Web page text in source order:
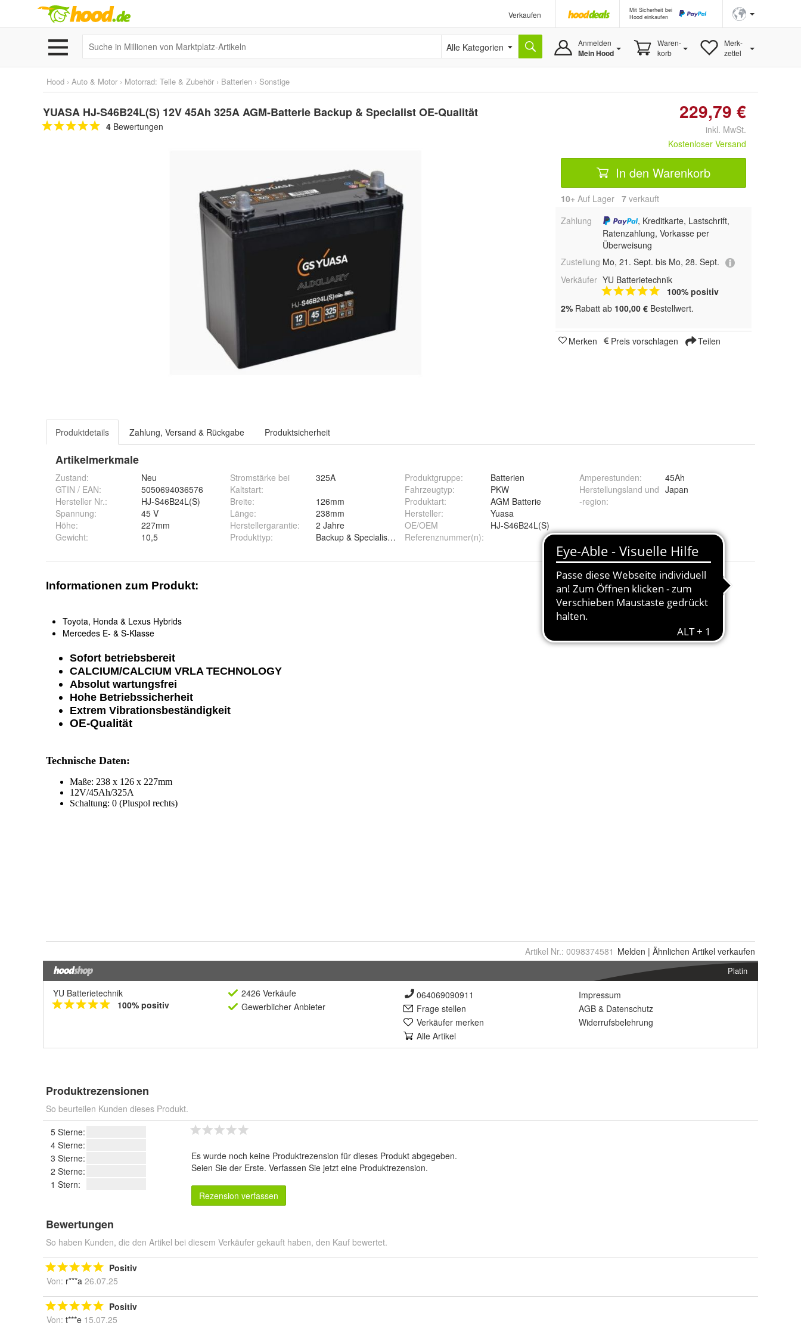
Verkaufen
Mit Sicherheit bei
Hood einkaufen
Alle Kategorien Anmelden
Mein Hood
Waren-
korb
Merk-
zettel
Hood › Auto & Motor › Motorrad: Teile & Zubehör › Batterien › Sonstige
YUASA HJ-S46B24L(S) 12V 45Ah 325A AGM-Batterie Backup & Specialist OE-Qualität
4 Bewertungen
229,79 €
inkl. MwSt.
Kostenloser Versand
In den Warenkorb
10+ Auf Lager 7 verkauft
Zahlung
, Kreditkarte, Lastschrift,
Ratenzahlung, Vorkasse per
Überweisung
Zustellung Mo, 21. Sept. bis Mo, 28. Sept.
Verkäufer YU Batterietechnik
100% positiv
2% Rabatt ab 100,00 € Bestellwert.
Merken Preis vorschlagen Teilen
Produktdetails Zahlung, Versand & Rückgabe Produktsicherheit
Artikelmerkmale
Zustand:
Neu
GTIN / EAN:
5050694036576
Hersteller Nr.:
HJ-S46B24L(S)
Spannung:
45 V
Höhe:
227mm
Gewicht: 10,5
Stromstärke bei
Kaltstart:
325A
Breite:
126mm
Länge:
238mm
Herstellergarantie:
2 Jahre
Produkttyp: Backup & Specialist Batteries
Produktgruppe:
Batterien
Fahrzeugtyp:
PKW
Produktart:
AGM Batterie
Hersteller:
Yuasa
OE/OEM
Referenznummer(n):
HJ-S46B24L(S)
Amperestunden:
45Ah
Herstellungsland und
-region:
Japan
Artikel Nr.: 0098374581 Melden | Ähnlichen Artikel verkaufen
Platin
YU Batterietechnik
100% positiv
2426 Verkäufe
Gewerblicher Anbieter
064069090911
Frage stellen
Verkäufer merken
Alle Artikel
Impressum
AGB & Datenschutz
Widerrufsbelehrung
Produktrezensionen
So beurteilen Kunden dieses Produkt.
5 Sterne:
4 Sterne:
3 Sterne:
2 Sterne:
1 Stern:
Es wurde noch keine Produktrezension für dieses Produkt abgegeben.
Seien Sie der Erste. Verfassen Sie jetzt eine Produktrezension.
Rezension verfassen
Bewertungen
So haben Kunden, die den Artikel bei diesem Verkäufer gekauft haben, den Kauf bewertet.
Positiv
Von: r***a 26.07.25
Positiv
Von: t***e 15.07.25